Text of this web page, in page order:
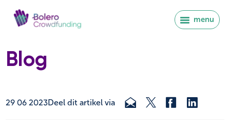
menu
Blog
29 06 2023Deel dit artikel via